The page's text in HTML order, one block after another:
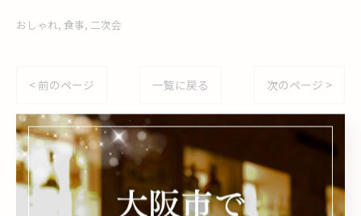
おしゃれ 食事 二次会
< 前のページ 一覧に戻る 次のページ >
関連タグ